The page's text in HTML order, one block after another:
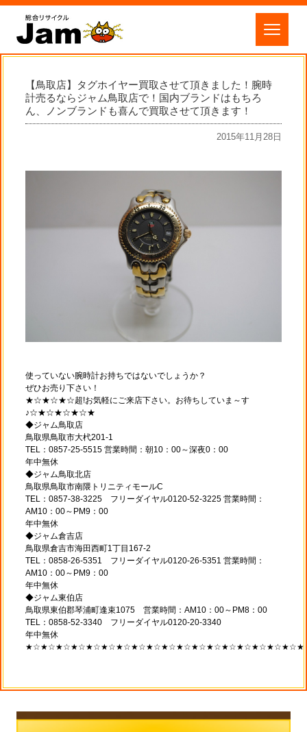
【鳥取店】タグホイヤー買取させて頂きました！腕時
計売るならジャム鳥取店で！国内ブランドはもちろ
ん、ノンブランドも喜んで買取させて頂きます！
2015年11月28日
使っていない腕時計お持ちではないでしょうか？
ぜひお売り下さい！
★☆★☆★☆超!お気軽にご来店下さい。お待ちしていま～す
♪☆★☆★☆★☆★
◆ジャム鳥取店
鳥取県鳥取市大杙201-1
TEL：0857-25-5515 営業時間：朝10：00～深夜0：00
年中無休
◆ジャム鳥取北店
鳥取県鳥取市南隈トリニティモールC
TEL：0857-38-3225 フリーダイヤル0120-52-3225 営業時間：
AM10：00～PM9：00
年中無休
◆ジャム倉吉店
鳥取県倉吉市海田西町1丁目167-2
TEL：0858-26-5351 フリーダイヤル0120-26-5351 営業時間：
AM10：00～PM9：00
年中無休
◆ジャム東伯店
鳥取県東伯郡琴浦町逢束1075 営業時間：AM10：00～PM8：00
TEL：0858-52-3340 フリーダイヤル0120-20-3340
年中無休
★☆★☆★☆★☆★☆★☆★☆★☆★☆★☆★☆★☆★☆★☆★☆★☆★☆★☆★